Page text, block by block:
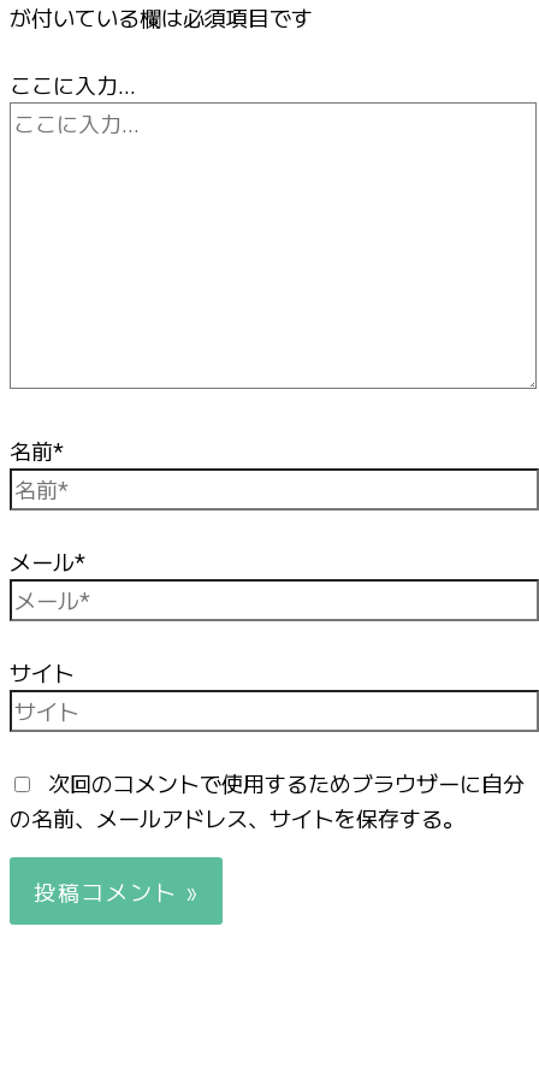
が付いている欄は必須項目です
ここに入力…
名前*
メール*
サイト
次回のコメントで使用するためブラウザーに自分
の名前、メールアドレス、サイトを保存する。